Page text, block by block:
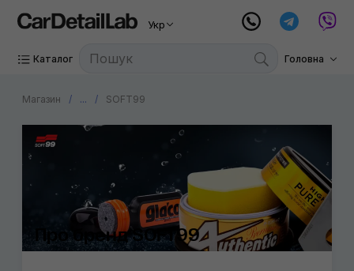
Укр
Каталог Головна
Магазин ... SOFT99
Про бренд SOFT99